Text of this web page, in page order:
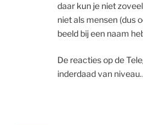
daar kun je niet
niet als mensen (dus
beeld bij een naam
De reacties op de
inderdaad van